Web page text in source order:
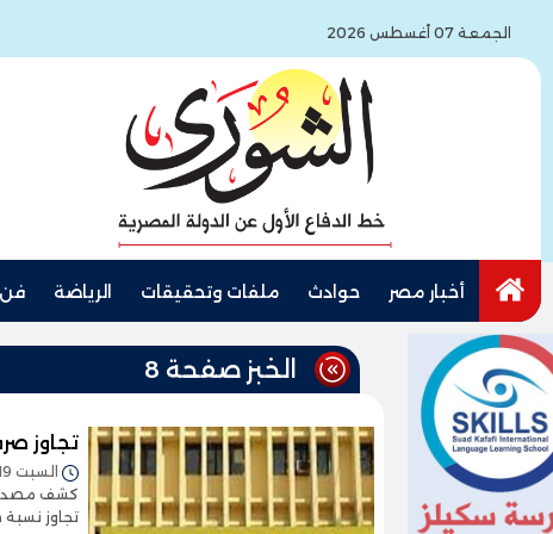
الجمعة 07 أغسطس 2026
أخبار مصر حوادث ملفات وتحقيقات الرياضة فن
الخبز صفحة 8
تجاوز صرف
السبت 19/فبراير/2022 - 12:20 م
كشف مصدر
تجاوز نسبة